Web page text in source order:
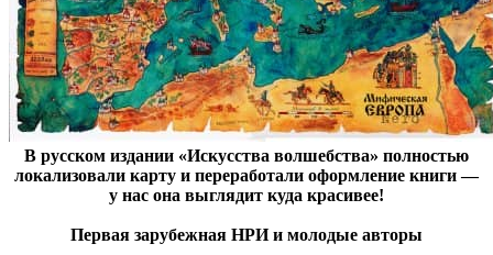
В русском издании «Искусства волшебства» полностью
локализовали карту и переработали оформление книги —
у нас она выглядит куда красивее!
Первая зарубежная НРИ и молодые авторы